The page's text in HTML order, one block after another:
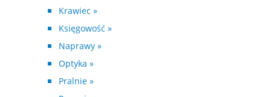
Krawiec »
Księgowość »
Naprawy »
Optyka »
Pralnie »